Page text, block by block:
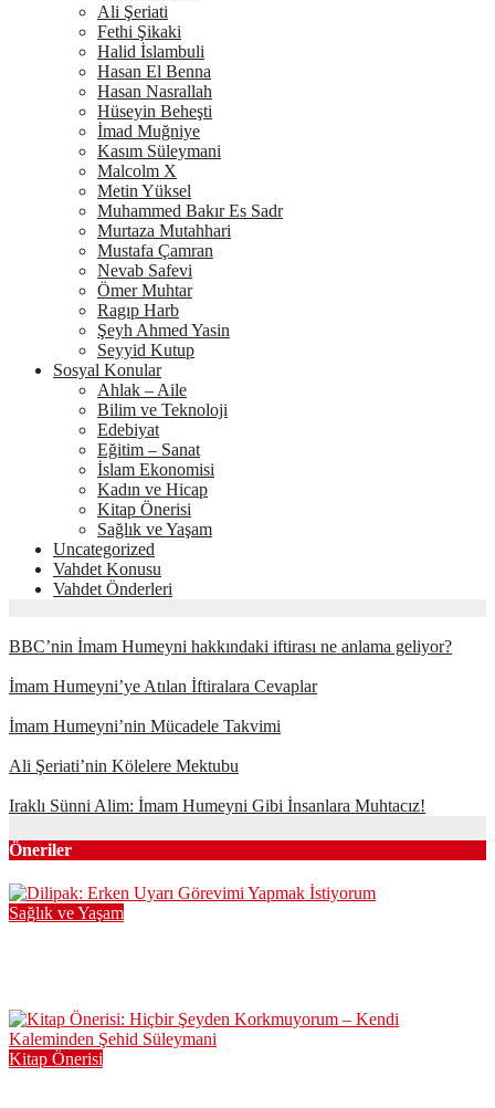
Ali Şeriati
Fethi Şikaki
Halid İslambuli
Hasan El Benna
Hasan Nasrallah
Hüseyin Beheşti
İmad Muğniye
Kasım Süleymani
Malcolm X
Metin Yüksel
Muhammed Bakır Es Sadr
Murtaza Mutahhari
Mustafa Çamran
Nevab Safevi
Ömer Muhtar
Ragıp Harb
Şeyh Ahmed Yasin
Seyyid Kutup
Sosyal Konular
Ahlak – Aile
Bilim ve Teknoloji
Edebiyat
Eğitim – Sanat
İslam Ekonomisi
Kadın ve Hicap
Kitap Önerisi
Sağlık ve Yaşam
Uncategorized
Vahdet Konusu
Vahdet Önderleri
BBC’nin İmam Humeyni hakkındaki iftirası ne anlama geliyor?
İmam Humeyni’ye Atılan İftiralara Cevaplar
İmam Humeyni’nin Mücadele Takvimi
Ali Şeriati’nin Kölelere Mektubu
Iraklı Sünni Alim: İmam Humeyni Gibi İnsanlara Muhtacız!
Öneriler
Sağlık ve Yaşam
Kitap Önerisi